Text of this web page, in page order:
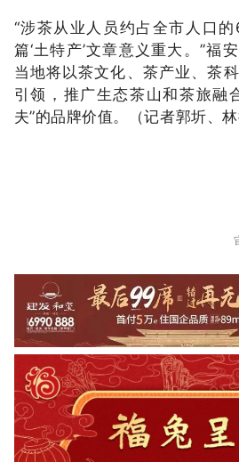
“涉茶从业人员约占全市人口
篇‘土特产’文章意义重大。”福
当地将以茶文化、茶产业、茶
引领，推广生态茶山和茶旅融
夫”的品牌价值。（记者郭圻、林